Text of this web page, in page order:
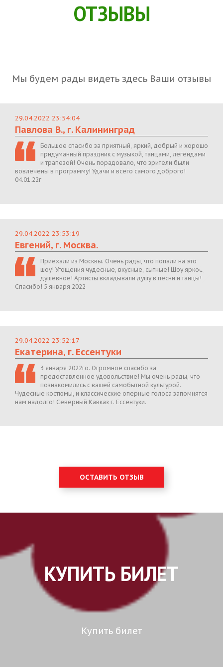
ОТЗЫВЫ
Мы будем рады видеть здесь Ваши отзывы
29.04.2022 23:54:04
Павлова В., г. Калининград
Большое спасибо за приятный, яркий, добрый и хорошо
придуманный праздник с музыкой, танцами, легендами
и трапезой! Очень порадовало, что зрители были
вовлечены в программу! Удачи и всего самого доброго!
04.01.22г
29.04.2022 23:53:19
Евгений, г. Москва.
Приехали из Москвы. Очень рады, что попали на это
шоу! Угощения чудесные, вкусные, сытные! Шоу яркое,
душевное! Артисты вкладывали душу в песни и танцы!
Спасибо! 5 января 2022
29.04.2022 23:52:17
Екатерина, г. Ессентуки
3 января 2022го. Огромное спасибо за
предоставленное удовольствие! Мы очень рады, что
познакомились с вашей самобытной культурой.
Чудесные костюмы, и классические оперные голоса запомнятся
нам надолго! Северный Кавказ г. Ессентуки.
ОСТАВИТЬ ОТЗЫВ
КУПИТЬ БИЛЕТ
Купить билет